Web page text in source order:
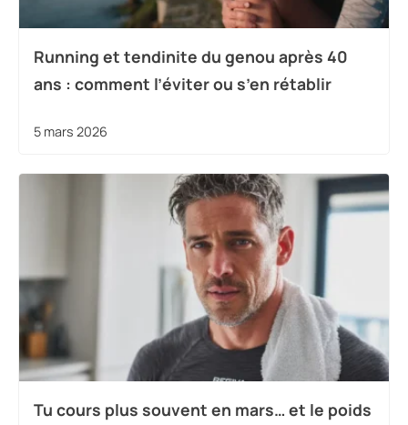
Running et tendinite du genou après 40
ans : comment l’éviter ou s’en rétablir
5 mars 2026
Tu cours plus souvent en mars… et le poids